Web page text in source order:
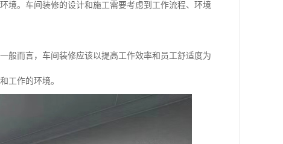
境。车间装修的设计和施工需要考虑到工作流程、环境
般而言，车间装修应该以提高工作效率和员工舒适度为
工作的环境。